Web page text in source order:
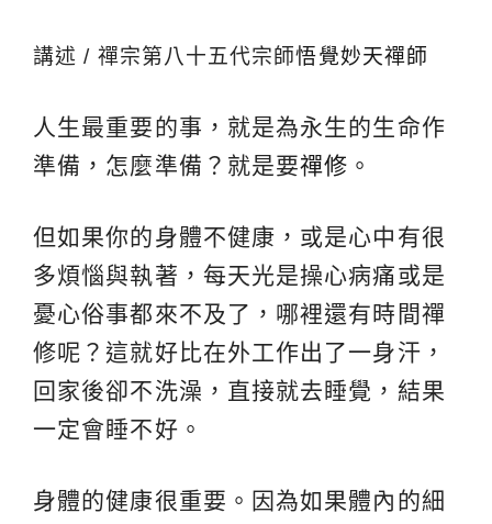
講述 / 禪宗第八十五代宗師悟覺妙天禪師
人生最重要的事，就是為永生的生命作
準備，怎麼準備？就是要禪修 。
但如果你的身體不健康，或是心中有很
多煩惱與執著，每天光是操心病痛或是
憂心俗事都來不及了，哪裡還有時間禪
修呢？這就好比在外工作出了一身汗，
回家後卻不洗澡，直接就去睡覺，結果
一定會睡不好。
身體的健康很重要。因為如果體內的細